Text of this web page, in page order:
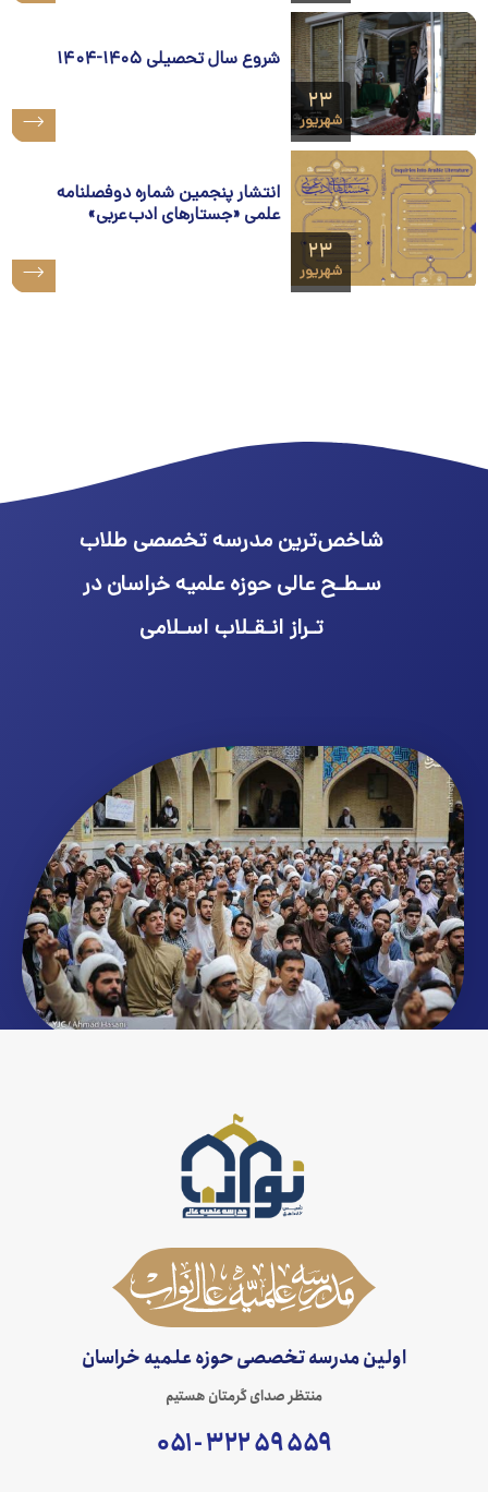
۲۳
شهریور
شروع سال تحصیلی ۱۴۰۵-۱۴۰۴
۲۳
شهریور
انتشار پنجمین شماره دوفصلنامه
علمی «جستارهای ادب عربی»
شاخص‌ترین مدرسه تخصصی طلاب
سـطـح عالی حوزه علمیه خراسان در
تـراز انـقـلاب اسـلامی
اولین مدرسه تخصصی حوزه علمیه خراسان
منتظر صدای گرمتان هستیم